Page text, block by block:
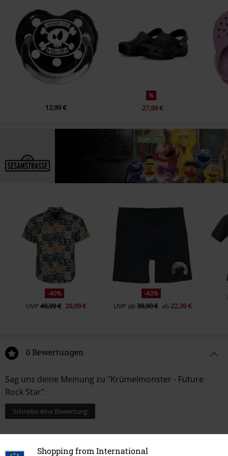
Shopping from International
12,99 €
%
27,99 €
-40%
UVP 49,99 € 29,99 €
-43%
UVP ab39,90 € ab 22,39 €
0 Bewertungen
Sag uns deine Meinung zu "Krümelmonster - Future
Rock Star".
Schreibe eine Bewertung